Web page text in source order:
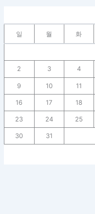
일 월 화
2 3 4
9 10 11
16 17 18
23 24 25
30 31